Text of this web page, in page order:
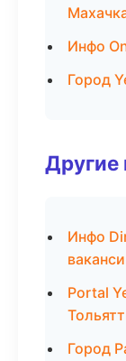
Инфо
Город
Другие
Инфо
Portal
Город